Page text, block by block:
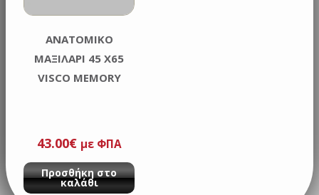
ΑΝΑΤΟΜΙΚΟ
ΜΑΞΙΛΑΡΙ 45 X65
VISCO MEMORY
43.00€ με ΦΠΑ
Προσθήκη στο
καλάθι